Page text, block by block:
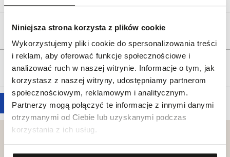
Niniejsza strona korzysta z plików cookie
Wykorzystujemy pliki cookie do spersonalizowania treści
i reklam, aby oferować funkcje społecznościowe i
analizować ruch w naszej witrynie. Informacje o tym, jak
korzystasz z naszej witryny, udostępniamy partnerom
społecznościowym, reklamowym i analitycznym.
Partnerzy mogą połączyć te informacje z innymi danymi
otrzymanymi od Ciebie lub uzyskanymi podczas
korzystania z ich usług.
Reklamacje i zwroty
Tagi